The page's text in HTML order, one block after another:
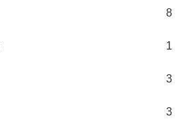
8
1
3
3